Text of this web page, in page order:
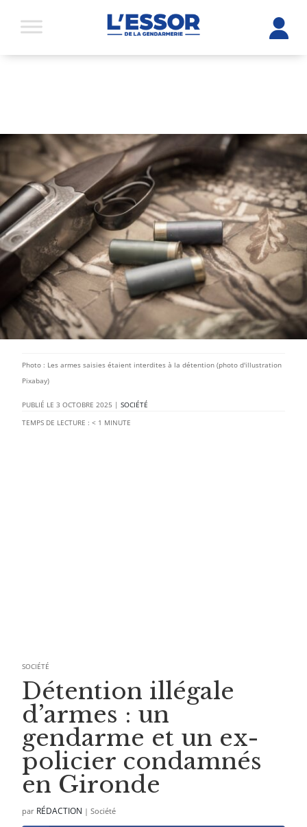
Photo : Les armes saisies étaient interdites à la détention (photo d'illustration
Pixabay)
3 OCTOBRE 2025 |SOCIÉTÉ
TEMPS DE LECTURE : < 1 MINUTE
SOCIÉTÉ
Détention illégale
d’armes : un
gendarme et un ex-
policier condamnés
en Gironde
par RÉDACTION |Société